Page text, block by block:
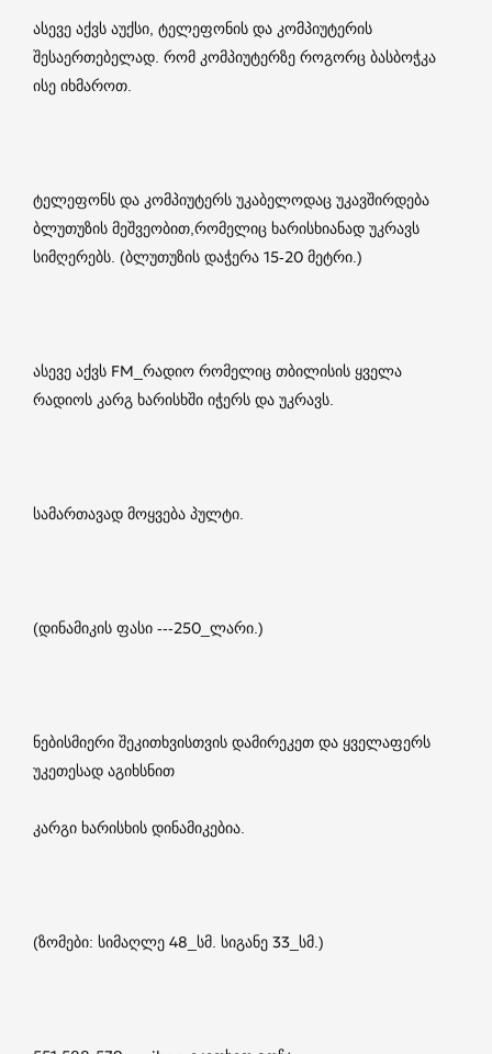
ასევე აქვს აუქსი, ტელეფონის და კომპიუტერის
შესაერთებელად. რომ კომპიუტერზე როგორც ბასბოჭკა
ისე იხმაროთ.
ტელეფონს და კომპიუტერს უკაბელოდაც უკავშირდება
ბლუთუზის მეშვეობით,რომელიც ხარისხიანად უკრავს
სიმღერებს. (ბლუთუზის დაჭერა 15-20 მეტრი.)
ასევე აქვს FM_რადიო რომელიც თბილისის ყველა
რადიოს კარგ ხარისხში იჭერს და უკრავს.
სამართავად მოყვება პულტი.
(დინამიკის ფასი ---250_ლარი.)
ნებისმიერი შეკითხვისთვის დამირეკეთ და ყველაფერს
უკეთესად აგიხსნით
კარგი ხარისხის დინამიკებია.
(ზომები: სიმაღლე 48_სმ. სიგანე 33_სმ.)